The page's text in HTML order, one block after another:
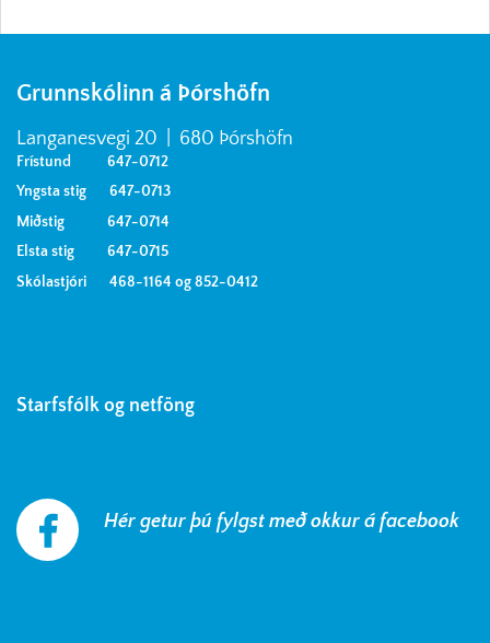
Grunnskólinn á Þórshöfn
Langanesvegi 20 | 680 Þórshöfn
Frístund 647-0712
Yngsta stig 647-0713
Miðstig 647-0714
Elsta stig 647-0715
Skólastjóri 468-1164 og 852-0412
Starfsfólk og netföng
Hér getur þú fylgst með okkur á facebook